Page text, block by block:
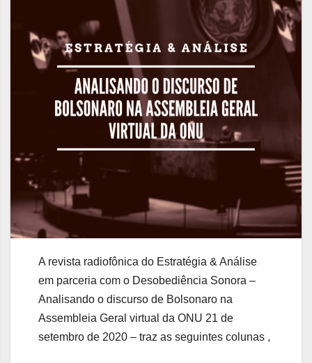
A revista radiofônica do Estratégia & Análise
em parceria com o Desobediência Sonora –
Analisando o discurso de Bolsonaro na
Assembleia Geral virtual da ONU 21 de
setembro de 2020 – traz as seguintes colunas ,